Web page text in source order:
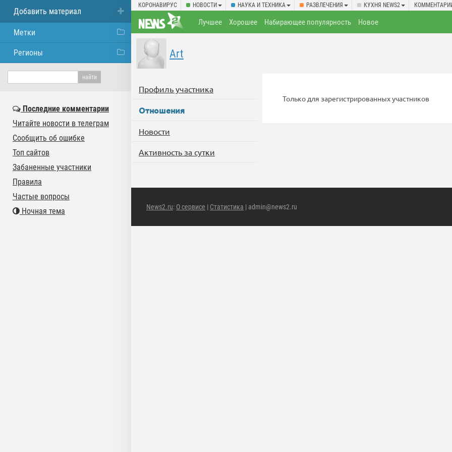
КОРОНАВИРУС НОВОСТИ НАУКА И ТЕХНИКА РАЗВЛЕЧЕНИЯ КУХНЯ NEWS2
Лучшее Хорошее Набирающее популярность Новое
Art
Профиль участника
Отношения
Новости
Активность за сутки
Только для зарегистрированных участников
News2.ru: О сервисе | Статистика | admin@news2.ru
Добавить материал
Метки
Регионы
Последние комментарии
Читайте новости в телеграм
Сообщить об ошибке
Топ сайтов
Забаненные участники
Правила
Частые вопросы
Ночная тема